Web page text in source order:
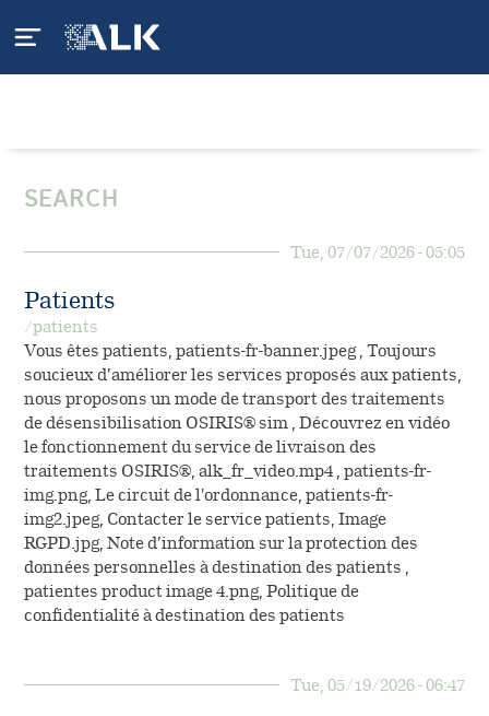
ALK en France
Nos engagements
Carrières
L'Allergie
Qu'est-ce que l'asthme ?
Anaphylaxie
Traiter l'allergie
Gamme APSI
Gamme Spécialités
Pharmacovigilance
Désignation des principes
actifs
Nos services
Application mobile
Ma vie d'allergiK
Fiches conseils sur les
allergènes
Housses anti-acariens
Vous êtes patients
Le circuit de l’ordonnance
Contacter le service relation
patient
Vous êtes professionnel
de santé
SEARCH
Tue, 07/07/2026 - 05:05
Patients
/patients
Vous êtes patients, patients-fr-banner.jpeg , Toujours
soucieux d’améliorer les services proposés aux patients,
nous proposons un mode de transport des traitements
de désensibilisation OSIRIS® sim , Découvrez en vidéo
le fonctionnement du service de livraison des
traitements OSIRIS®, alk_fr_video.mp4 , patients-fr-
img.png, Le circuit de l'ordonnance, patients-fr-
img2.jpeg, Contacter le service patients, Image
RGPD.jpg, Note d’information sur la protection des
données personnelles à destination des patients ,
patientes product image 4.png, Politique de
confidentialité à destination des patients
Tue, 05/19/2026 - 06:47